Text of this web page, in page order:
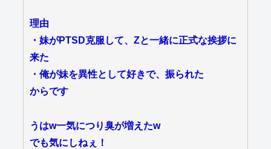
理由
・妹がPTSD克服して、Zと一緒に正式な挨拶に
来た
・俺が妹を異性として好きで、振られた
からです
うはw一気につり臭が増えたw
でも気にしねぇ！